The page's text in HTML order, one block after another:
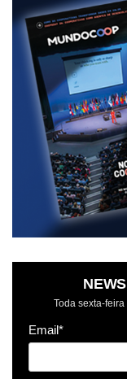
Toda sexta-
Email*